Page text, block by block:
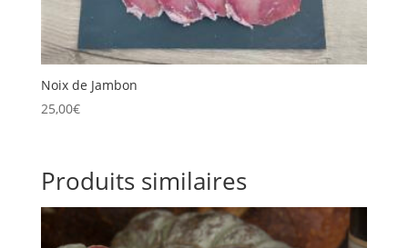
Noix de Jambon
25,00€
Produits similaires